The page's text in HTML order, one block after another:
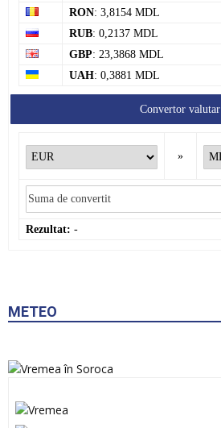
RON: 3,8154 MDL
RUB: 0,2137 MDL
GBP: 23,3868 MDL
UAH: 0,3881 MDL
Convertor valutar
»
Rezultat: -
METEO